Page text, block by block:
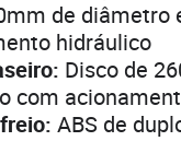
de diâmetro
hidráulico
Disco de
com
ABS de